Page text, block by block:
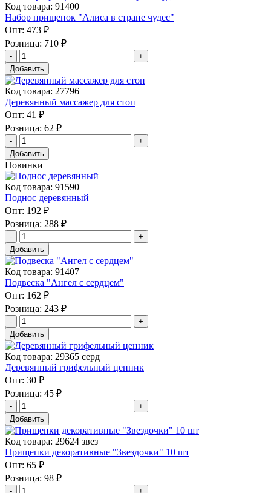
Код товара: 91400
Набор прищепок "Алиса в стране чудес"
Опт: 473 ₽
Розница: 710 ₽
Добавить
Код товара: 27796
Деревянный массажер для стоп
Опт: 41 ₽
Розница: 62 ₽
Добавить
Новинки
Код товара: 91590
Поднос деревянный
Опт: 192 ₽
Розница: 288 ₽
Добавить
Код товара: 91407
Подвеска "Ангел с сердцем"
Опт: 162 ₽
Розница: 243 ₽
Добавить
Код товара: 29365 серд
Деревянный грифельный ценник
Опт: 30 ₽
Розница: 45 ₽
Добавить
Код товара: 29624 звез
Прищепки декоративные "Звездочки" 10 шт
Опт: 65 ₽
Розница: 98 ₽